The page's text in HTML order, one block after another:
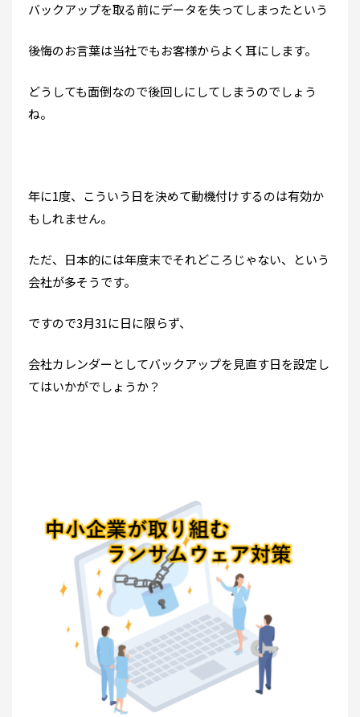
バックアップを取る前にデータを失ってしまったという
後悔のお言葉は当社でもお客様からよく耳にします。
どうしても面倒なので後回しにしてしまうのでしょう
ね。
年に1度、こういう日を決めて動機付けするのは有効か
もしれません。
ただ、日本的には年度末でそれどころじゃない、という
会社が多そうです。
ですので3月31に日に限らず、
会社カレンダーとしてバックアップを見直す日を設定し
てはいかがでしょうか？